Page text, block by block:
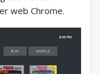
web Chrome.